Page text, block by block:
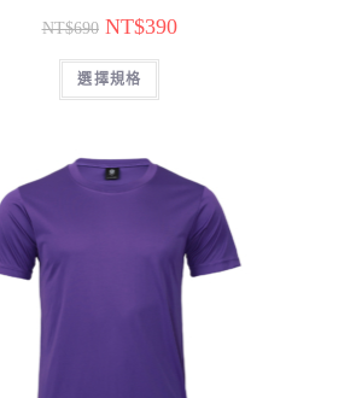
NT$690 NT$390
選擇規格